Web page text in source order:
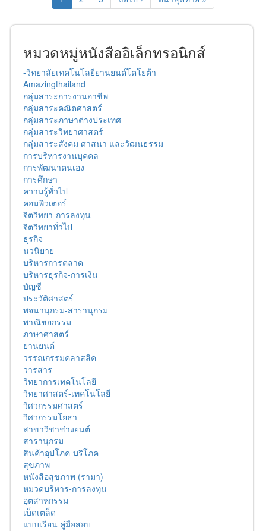
หมวดหมู่หนังสืออิเล็กทรอนิกส์
-วิทยาลัยเทคโนโลยียานยนต์โตโยต้า
Amazingthailand
กลุ่มสาระการงานอาชีพ
กลุ่มสาระคณิตศาสตร์
กลุ่มสาระภาษาต่างประเทศ
กลุ่มสาระวิทยาศาสตร์
กลุ่มสาระสังคม ศาสนา และวัฒนธรรม
การบริหารงานบุคคล
การพัฒนาตนเอง
การศึกษา
ความรู้ทั่วไป
คอมพิวเตอร์
จิตวิทยา-การลงทุน
จิตวิทยาทั่วไป
ธุรกิจ
นวนิยาย
บริหารการตลาด
บริหารธุรกิจ-การเงิน
บัญชี
ประวัติศาสตร์
พจนานุกรม-สารานุกรม
พาณิชยกรรม
ภาษาศาสตร์
ยานยนต์
วรรณกรรมคลาสสิค
วารสาร
วิทยาการเทคโนโลยี
วิทยาศาสตร์-เทคโนโลยี
วิศวกรรมศาสตร์
วิศวกรรมโยธา
สาขาวิชาช่างยนต์
สารานุกรม
สินค้าอุปโภค-บริโภค
สุขภาพ
หนังสือสุขภาพ (รามา)
หมวดบริหาร-การลงทุน
อุตสาหกรรม
เบ็ดเตล็ด
แบบเรียน คู่มือสอบ